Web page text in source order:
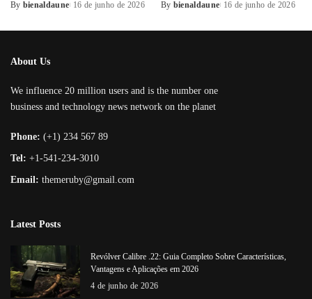
Posted
By bienaldaune 16 de junho de 2026
Posted
By bienaldaune 16 de junho de 2026
About Us
We influence 20 million users and is the number one
business and technology news network on the planet
Phone: (+1) 234 567 89
Tel: +1-541-234-3010
Email: themeruby@gmail.com
Latest Posts
Revólver Calibre .22: Guia Completo Sobre Características,
Vantagens e Aplicações em 2026
4 de junho de 2026